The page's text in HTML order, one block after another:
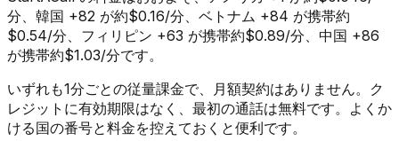
分、韓国 +82 が約$0.16/分、ベトナム +84 が携帯約
$0.54/分、フィリピン +63 が携帯約$0.89/分、中国 +86
が携帯約$1.03/分です。
いずれも1分ごとの従量課金で、月額契約はありません。ク
レジットに有効期限はなく、最初の通話は無料です。よくか
ける国の番号と料金を控えておくと便利です。